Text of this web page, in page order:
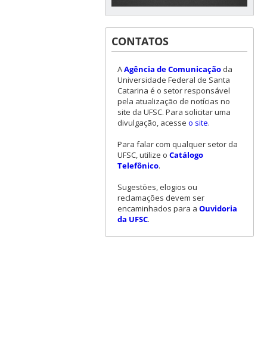
CONTATOS
AAgência de Comunicaçãoda
Universidade Federal de Santa
Catarina é o setor responsável
pela atualização de notícias no
site da UFSC. Para solicitar uma
divulgação, acesse o site.
Para falar com qualquer setor da
UFSC, utilize o Catálogo
Telefônico.
Sugestões, elogios ou
reclamações devem ser
encaminhados para a Ouvidoria
da UFSC.